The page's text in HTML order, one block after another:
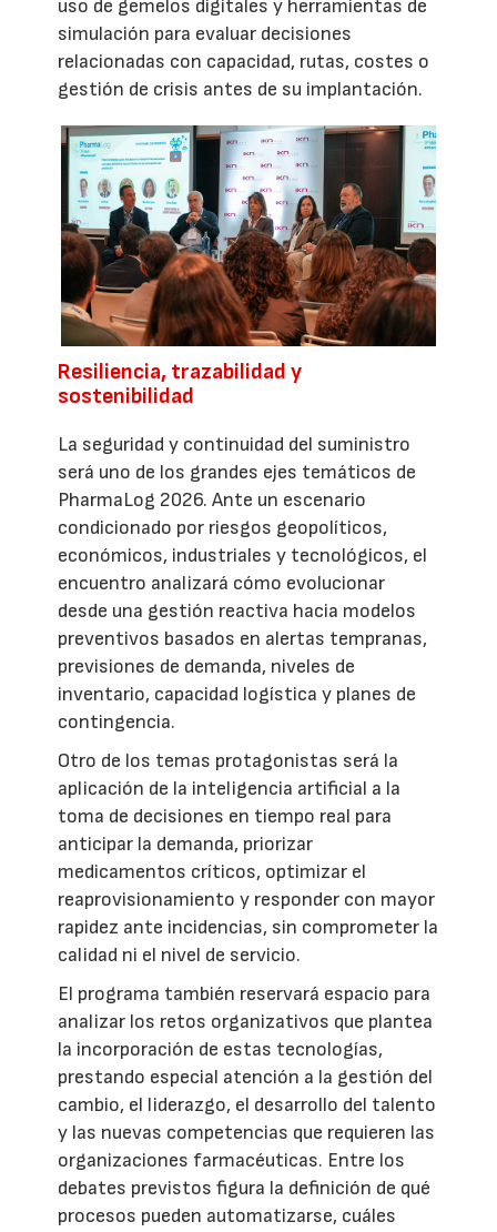
uso de gemelos digitales y herramientas de
simulación para evaluar decisiones
relacionadas con capacidad, rutas, costes o
gestión de crisis antes de su implantación.
Resiliencia, trazabilidad y
sostenibilidad
La seguridad y continuidad del suministro
será uno de los grandes ejes temáticos de
PharmaLog 2026. Ante un escenario
condicionado por riesgos geopolíticos,
económicos, industriales y tecnológicos, el
encuentro analizará cómo evolucionar
desde una gestión reactiva hacia modelos
preventivos basados en alertas tempranas,
previsiones de demanda, niveles de
inventario, capacidad logística y planes de
contingencia.
Otro de los temas protagonistas será la
aplicación de la inteligencia artificial a la
toma de decisiones en tiempo real para
anticipar la demanda, priorizar
medicamentos críticos, optimizar el
reaprovisionamiento y responder con mayor
rapidez ante incidencias, sin comprometer la
calidad ni el nivel de servicio.
El programa también reservará espacio para
analizar los retos organizativos que plantea
la incorporación de estas tecnologías,
prestando especial atención a la gestión del
cambio, el liderazgo, el desarrollo del talento
y las nuevas competencias que requieren las
organizaciones farmacéuticas. Entre los
debates previstos figura la definición de qué
procesos pueden automatizarse, cuáles